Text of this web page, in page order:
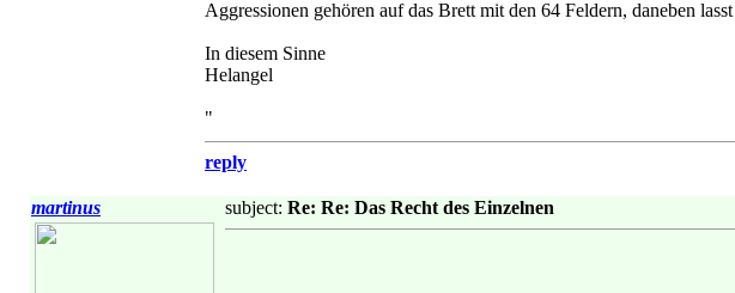
Aggressionen gehören auf das Brett mit den 64 Feldern, daneben
In diesem Sinne
Helangel
"
reply
martinus subject: Re: Re: Das Recht des Einzelnen